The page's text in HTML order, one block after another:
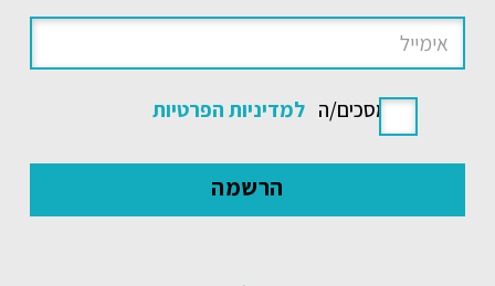
אני מסכים/ה למדיניות הפרטיות